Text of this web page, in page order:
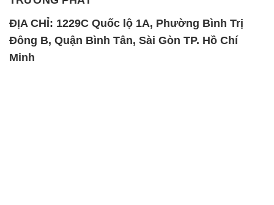
ĐỊA CHỈ: 1229C Quốc lộ 1A, Phường Bình Trị
Đông B, Quận Bình Tân, Sài Gòn TP. Hồ Chí
Minh